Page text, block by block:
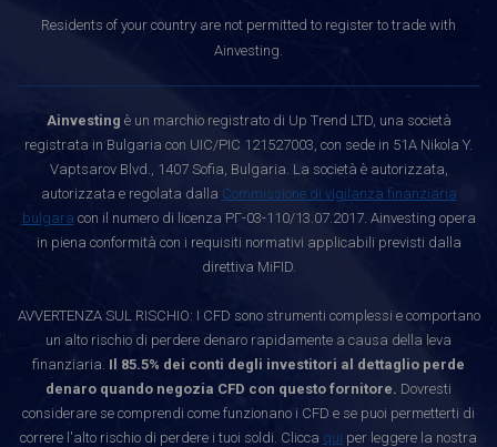
Residents of your country are not permitted to register to trade with
Ainvesting.
Ainvesting è un marchio registrato di Up Trend LTD, una società
registrata in Bulgaria con UIC/PIC 121527003, con sede in 51A Nikola Y.
Vaptsarov Blvd., 1407 Sofia, Bulgaria. La società è autorizzata,
autorizzata e regolata dalla Commissione di vigilanza finanziaria
bulgara con il numero di licenza РГ-03-110/13.07.2017. Ainvesting opera
in piena conformità con i requisiti normativi applicabili previsti dalla
direttiva MiFID.
AVVERTENZA SUL RISCHIO: I CFD sono strumenti complessi e comportano
un alto rischio di perdere denaro rapidamente a causa della leva
finanziaria. Il 85.5% dei conti degli investitori al dettaglio perde
denaro quando negozia CFD con questo fornitore. Dovresti
considerare se comprendi come funzionano i CFD e se puoi permetterti di
correre l'alto rischio di perdere i tuoi soldi. Clicca qui per leggere la nostra